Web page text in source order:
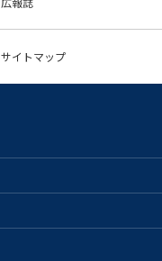
サイトマップ